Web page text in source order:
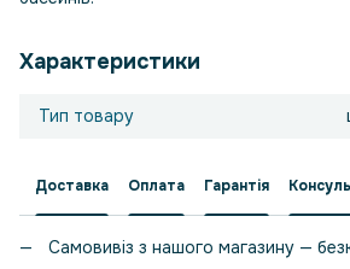
Характеристики
Тип товару
Доставка Оплата Гарантія
Самовивіз з нашого магазину —